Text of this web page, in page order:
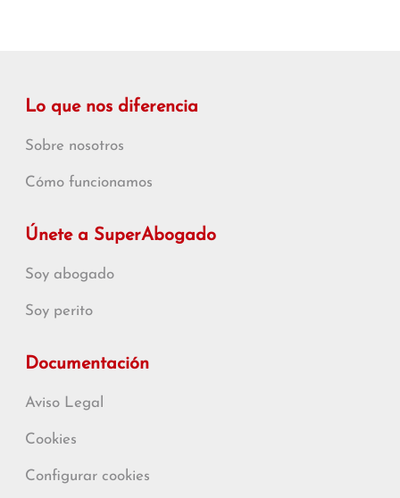
Lo que nos diferencia
Sobre nosotros
Cómo funcionamos
Únete a SuperAbogado
Soy abogado
Soy perito
Documentación
Aviso Legal
Cookies
Configurar cookies